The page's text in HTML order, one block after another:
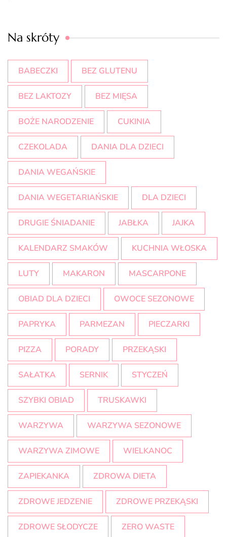
Na skróty
BABECZKI BEZ GLUTENU
BEZ LAKTOZY BEZ MIĘSA
BOŻE NARODZENIE CUKINIA
CZEKOLADA DANIA DLA DZIECI
DANIA WEGAŃSKIE
DANIA WEGETARIAŃSKIE DLA DZIECI
DRUGIE ŚNIADANIE JABŁKA JAJKA
KALENDARZ SMAKÓW KUCHNIA WŁOSKA
LUTY MAKARON MASCARPONE
OBIAD DLA DZIECI OWOCE SEZONOWE
PAPRYKA PARMEZAN PIECZARKI
PIZZA PORADY PRZEKĄSKI
SAŁATKA SERNIK STYCZEŃ
SZYBKI OBIAD TRUSKAWKI
WARZYWA WARZYWA SEZONOWE
WARZYWA ZIMOWE WIELKANOC
ZAPIEKANKA ZDROWA DIETA
ZDROWE JEDZENIE ZDROWE PRZEKĄSKI
ZDROWE SŁODYCZE ZERO WASTE